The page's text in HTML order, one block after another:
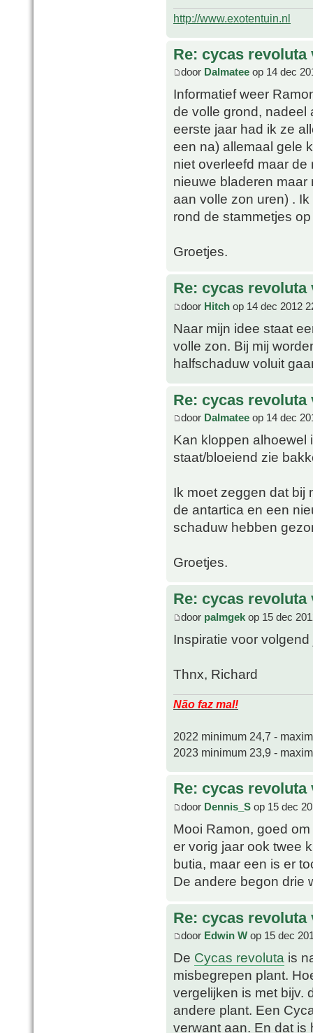
http://www.exotentuin.nl
Re: cycas revoluta
door Dalmatee op 14 dec
Informatief weer
de volle grond, nadeel
eerste jaar had ik ze
een na) allemaal gele
niet overleefd maar
nieuwe bladeren maar
aan volle zon uren) .
rond de stammetjes
Groetjes.
Re: cycas revoluta
door Hitch op 14 dec 2012
Naar mijn idee staat
volle zon. Bij mij
halfschaduw voluit
Re: cycas revoluta
door Dalmatee op 14 dec
Kan kloppen alhoewel
staat/bloeiend zie
Ik moet zeggen dat bij
de antartica en een
schaduw hebben
Groetjes.
Re: cycas revoluta
door palmgek op 15 dec
Inspiratie voor
Thnx, Richard
Não faz mal!
2022 minimum 24,7 -
2023 minimum 23,9 -
Re: cycas revoluta
door Dennis_S op 15 dec
Mooi Ramon, goed
er vorig jaar ook twee
butia, maar een is er
De andere begon drie
Re: cycas revoluta
door Edwin W op 15 dec
De Cycas revoluta is
misbegrepen plant.
vergelijken is met bijv.
andere plant. Een
verwant aan. En dat is